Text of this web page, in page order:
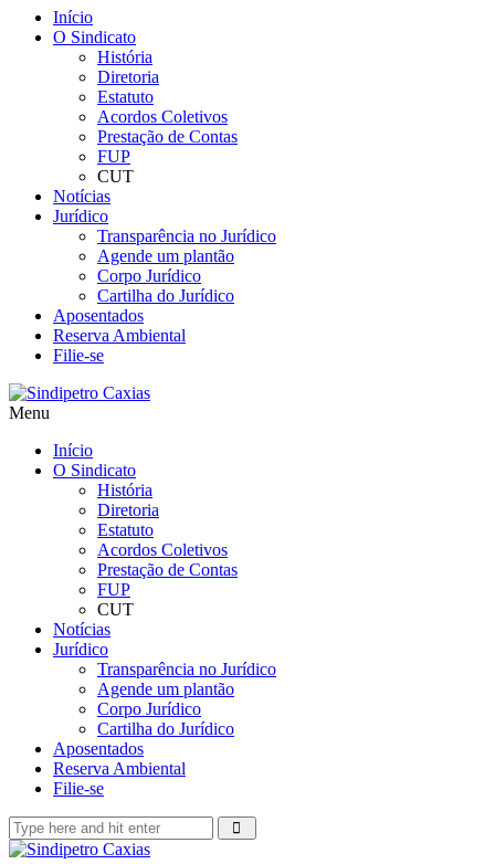
Início
O Sindicato
História
Diretoria
Estatuto
Acordos Coletivos
Prestação de Contas
FUP
CUT
Notícias
Jurídico
Transparência no Jurídico
Agende um plantão
Corpo Jurídico
Cartilha do Jurídico
Aposentados
Reserva Ambiental
Filie-se
Menu
Início
O Sindicato
História
Diretoria
Estatuto
Acordos Coletivos
Prestação de Contas
FUP
CUT
Notícias
Jurídico
Transparência no Jurídico
Agende um plantão
Corpo Jurídico
Cartilha do Jurídico
Aposentados
Reserva Ambiental
Filie-se